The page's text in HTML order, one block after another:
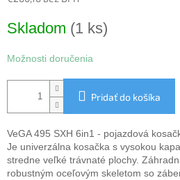
cena:
Skladom (1 ks)
Možnosti doručenia
Pridať do košíka
VeGA 495 SXH 6in1 - pojazdová
Je univerzálna kosačka s vysokou
stredne veľké trávnaté plochy.
robustným oceľovým skeletom so